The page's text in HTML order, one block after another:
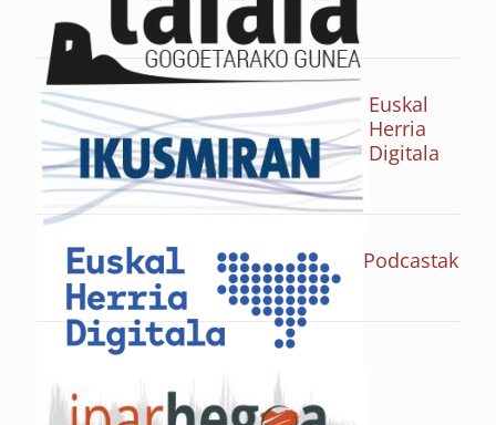
Euskal
Herria
Digitala
Podcastak